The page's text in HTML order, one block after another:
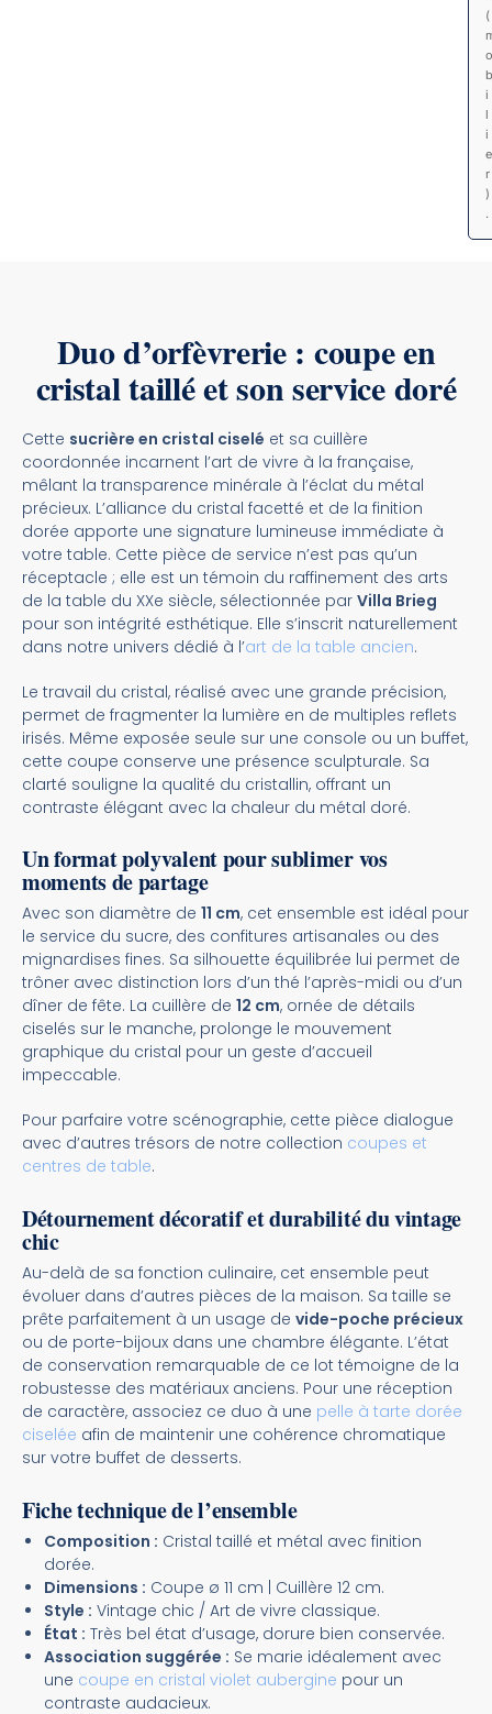
(
o
b
i
l
i
e
r
)
.
Duo d’orfèvrerie : coupe en
cristal taillé et son service doré
Cette sucrière en cristal ciselé et sa cuillère
coordonnée incarnent l’art de vivre à la française,
mêlant la transparence minérale à l’éclat du métal
précieux. L’alliance du cristal facetté et de la finition
dorée apporte une signature lumineuse immédiate à
votre table. Cette pièce de service n’est pas qu’un
réceptacle ; elle est un témoin du raffinement des arts
de la table du XXe siècle, sélectionnée par Villa Brieg
pour son intégrité esthétique. Elle s’inscrit naturellement
dans notre univers dédié à l’art de la table ancien.
Le travail du cristal, réalisé avec une grande précision,
permet de fragmenter la lumière en de multiples reflets
irisés. Même exposée seule sur une console ou un buffet,
cette coupe conserve une présence sculpturale. Sa
clarté souligne la qualité du cristallin, offrant un
contraste élégant avec la chaleur du métal doré.
Un format polyvalent pour sublimer vos
moments de partage
Avec son diamètre de 11 cm, cet ensemble est idéal pour
le service du sucre, des confitures artisanales ou des
mignardises fines. Sa silhouette équilibrée lui permet de
trôner avec distinction lors d’un thé l’après-midi ou d’un
dîner de fête. La cuillère de 12 cm, ornée de détails
ciselés sur le manche, prolonge le mouvement
graphique du cristal pour un geste d’accueil
impeccable.
Pour parfaire votre scénographie, cette pièce dialogue
avec d’autres trésors de notre collection coupes et
centres de table.
Détournement décoratif et durabilité du vintage
chic
Au-delà de sa fonction culinaire, cet ensemble peut
évoluer dans d’autres pièces de la maison. Sa taille se
prête parfaitement à un usage de vide-poche précieux
ou de porte-bijoux dans une chambre élégante. L’état
de conservation remarquable de ce lot témoigne de la
robustesse des matériaux anciens. Pour une réception
de caractère, associez ce duo à une pelle à tarte dorée
ciselée afin de maintenir une cohérence chromatique
sur votre buffet de desserts.
Fiche technique de l’ensemble
Composition : Cristal taillé et métal avec finition
dorée.
Dimensions : Coupe ø 11 cm | Cuillère 12 cm.
Style : Vintage chic / Art de vivre classique.
État : Très bel état d’usage, dorure bien conservée.
Association suggérée : Se marie idéalement avec
une coupe en cristal violet aubergine pour un
contraste audacieux.